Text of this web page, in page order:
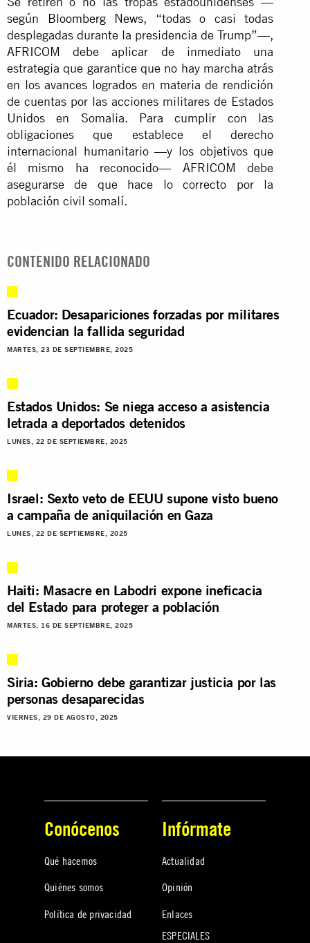
según
Bloomberg News, “todas o casi todas
desplegadas durante la presidencia de Trump”—,
AFRICOM debe aplicar de inmediato una
estrategia que garantice que no hay marcha atrás
en los avances logrados en materia de rendición
de cuentas por las acciones militares de Estados
Unidos en Somalia. Para cumplir con las
obligaciones que establece el derecho
internacional humanitario —y los objetivos que
él mismo ha reconocido— AFRICOM debe
asegurarse de que hace lo correcto por la
población civil somalí.
CONTENIDO RELACIONADO
Ecuador: Desapariciones forzadas por militares
evidencian la fallida seguridad
MARTES, 23 DE SEPTIEMBRE, 2025
Estados Unidos: Se niega acceso a asistencia
letrada a deportados detenidos
LUNES, 22 DE SEPTIEMBRE, 2025
Israel: Sexto veto de EEUU supone visto bueno
a campaña de aniquilación en Gaza
LUNES, 22 DE SEPTIEMBRE, 2025
Haiti: Masacre en Labodri expone ineficacia
del Estado para proteger a población
MARTES, 16 DE SEPTIEMBRE, 2025
Siria: Gobierno debe garantizar justicia por las
personas desaparecidas
VIERNES, 29 DE AGOSTO, 2025
Conócenos
Qué hacemos
Quiénes somos
Política de privacidad
Infórmate
Actualidad
Opinión
Enlaces
ESPECIALES